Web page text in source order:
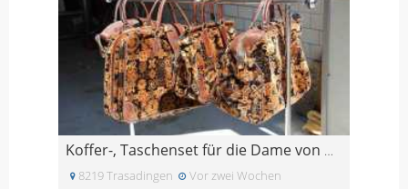
Koffer-, Taschenset für die Dame von Welt oder Ede
8219 Trasadingen Vor zwei Wochen